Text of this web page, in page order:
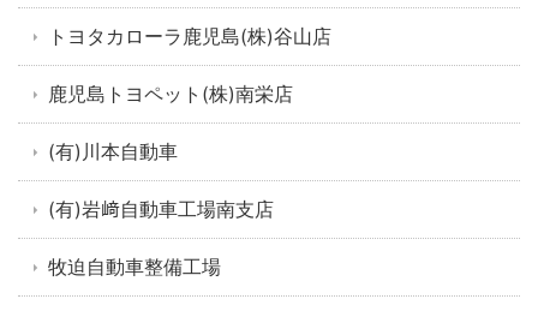
トヨタカローラ鹿児島(株)谷山店
鹿児島トヨペット(株)南栄店
(有)川本自動車
(有)岩﨑自動車工場南支店
牧迫自動車整備工場